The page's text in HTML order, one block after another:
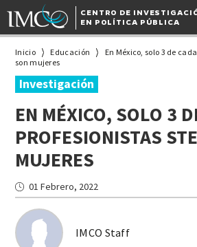
CENTRO DE
EN POLÍTICA PÚBLICA
Inicio Educación
En México, solo 3 de
son mujeres
Investigación
EN MÉXICO, SOLO 3
PROFESIONISTAS
MUJERES
IMCO Staff
01 Febrero, 2022